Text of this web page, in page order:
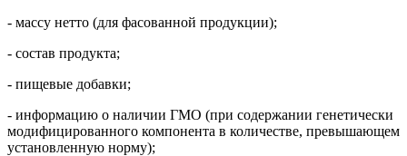
- массу нетто (для фасованной продукции);
- состав продукта;
- пищевые добавки;
- информацию о наличии ГМО (при содержании генетически
модифицированного компонента в количестве, превышающем
установленную норму);